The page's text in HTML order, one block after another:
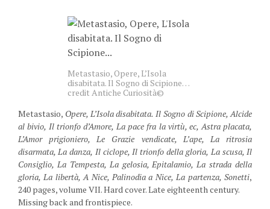
Metastasio, Opere, L’Isola
disabitata. Il Sogno di Scipione…
credit Antiche Curiosità©
Metastasio, Opere, L’Isola disabitata. Il Sogno di Scipione, Alcide
al bivio, Il trionfo d’Amore, La pace fra la virtù, ec, Astra placata,
L’Amor prigioniero, Le Grazie vendicate, L’ape, La ritrosia
disarmata, La danza, Il ciclope, Il trionfo della gloria, La scusa, Il
Consiglio, La Tempesta, La gelosia, Epitalamio, La strada della
gloria, La libertà, A Nice, Palinodia a Nice, La partenza, Sonetti,
240 pages, volume VII. Hard cover. Late eighteenth century.
Missing back and frontispiece.